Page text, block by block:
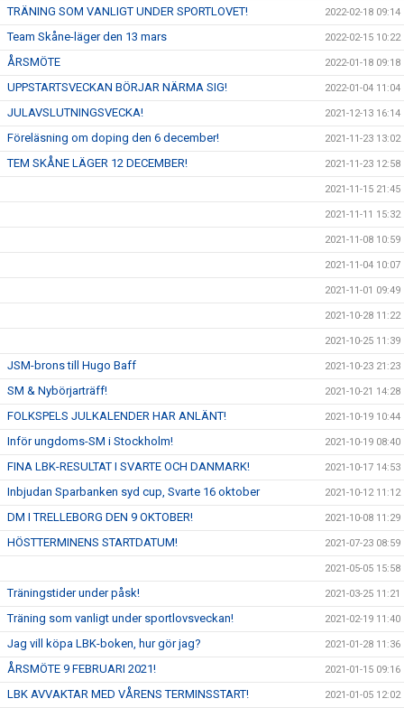
TRÄNING SOM VANLIGT UNDER SPORTLOVET! 2022-02-18 09:14
Team Skåne-läger den 13 mars 2022-02-15 10:22
ÅRSMÖTE 2022-01-18 09:18
UPPSTARTSVECKAN BÖRJAR NÄRMA SIG! 2022-01-04 11:04
JULAVSLUTNINGSVECKA! 2021-12-13 16:14
Föreläsning om doping den 6 december! 2021-11-23 13:02
TEM SKÅNE LÄGER 12 DECEMBER! 2021-11-23 12:58
2021-11-15 21:45
2021-11-11 15:32
2021-11-08 10:59
2021-11-04 10:07
2021-11-01 09:49
2021-10-28 11:22
2021-10-25 11:39
JSM-brons till Hugo Baff 2021-10-23 21:23
SM & Nybörjarträff! 2021-10-21 14:28
FOLKSPELS JULKALENDER HAR ANLÄNT! 2021-10-19 10:44
Inför ungdoms-SM i Stockholm! 2021-10-19 08:40
FINA LBK-RESULTAT I SVARTE OCH DANMARK! 2021-10-17 14:53
Inbjudan Sparbanken syd cup, Svarte 16 oktober 2021-10-12 11:12
DM I TRELLEBORG DEN 9 OKTOBER! 2021-10-08 11:29
HÖSTTERMINENS STARTDATUM! 2021-07-23 08:59
2021-05-05 15:58
Träningstider under påsk! 2021-03-25 11:21
Träning som vanligt under sportlovsveckan! 2021-02-19 11:40
Jag vill köpa LBK-boken, hur gör jag? 2021-01-28 11:36
ÅRSMÖTE 9 FEBRUARI 2021! 2021-01-15 09:16
LBK AVVAKTAR MED VÅRENS TERMINSSTART! 2021-01-05 12:02